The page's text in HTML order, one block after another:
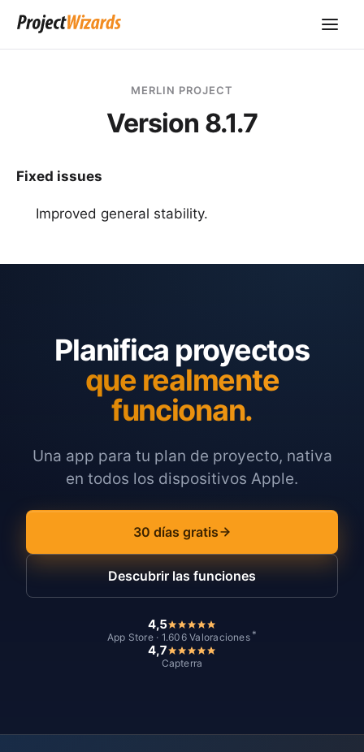
MERLIN PROJECT
Version 8.1.7
Fixed issues
Improved general stability.
Planifica proyectos
que realmente
funcionan.
Una app para tu plan de proyecto, nativa
en todos los dispositivos Apple.
30 días gratis
Descubrir las funciones
4,5
App Store · 1.606 Valoraciones *
4,7
Capterra